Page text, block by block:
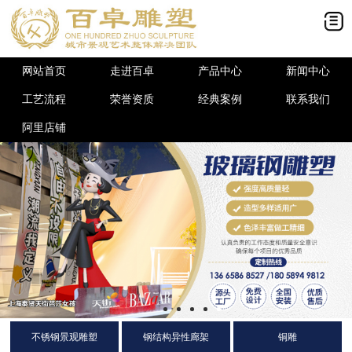
网站首页 走进百卓 产品中心 新闻中心
工艺流程 荣誉资质 经典案例 联系我们
阿里店铺
不锈钢景观雕塑 钢结构异性廊架 铜雕